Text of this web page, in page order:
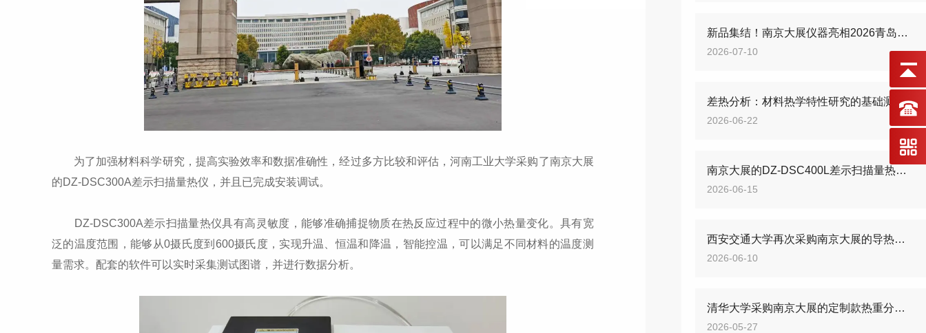
新品集结！南京大展仪器亮相2026青岛国际橡塑展
2026-07-10
差热分析：材料热学特性研究的基础测试方法
2026-06-22
南京大展的DZ-DSC400L差示扫描量热仪，新品来袭
2026-06-15
西安交通大学再次采购南京大展的导热仪和差示扫描量热仪
2026-06-10
清华大学采购南京大展的定制款热重分析仪， 助力材料研究
2026-05-27
为了加强材料科学研究，提高实验效率和数据准确性，经过多方比较和评估，河南工业大学采购了南京大展
的DZ-DSC300A差示扫描量热仪，并且已完成安装调试。
DZ-DSC300A差示扫描量热仪具有高灵敏度，能够准确捕捉物质在热反应过程中的微小热量变化。具有宽
泛的温度范围，能够从0摄氏度到600摄氏度，实现升温、恒温和降温，智能控温，可以满足不同材料的温度测
量需求。配套的软件可以实时采集测试图谱，并进行数据分析。